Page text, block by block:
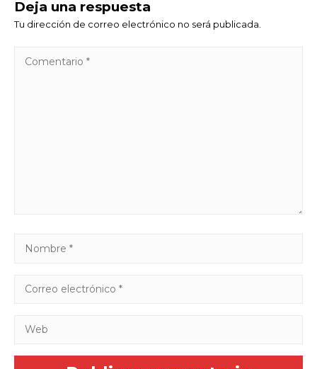
Deja una respuesta
Tu dirección de correo electrónico no será publicada.